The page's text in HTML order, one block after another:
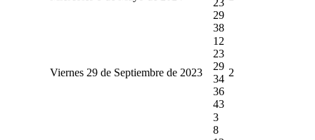
29
38
Viernes 29 de Septiembre de 2023
12
23
29
34
36
43
2
3
8